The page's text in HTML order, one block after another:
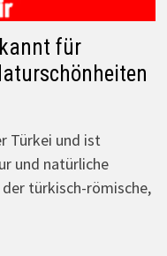
für
Türkei und ist
und natürliche
türkisch-römische,